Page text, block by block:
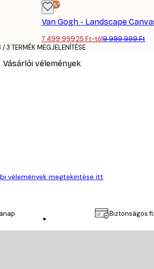
-25%*
Van Gogh - Landscape
7 499 999,25 Ft-tól9 999 999 Ft
/ 3 TERMÉK MEGJELENÍTÉSE
Vásárlói vélemények
vélemények megtekintése itt
Biztonságos